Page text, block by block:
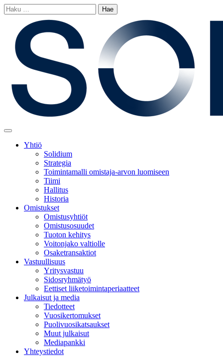
Siirry
sisältöön
Haku:
Main
Yhtiö
Solidium
Strategia
Toimintamalli omistaja-arvon luomiseen
Tiimi
Hallitus
Historia
Omistukset
Omistusyhtiöt
Omistusosuudet
Tuoton kehitys
Voitonjako valtiolle
Osaketransaktiot
Vastuullisuus
Yritysvastuu
Sidosryhmätyö
Eettiset liiketoimintaperiaatteet
Julkaisut ja media
Tiedotteet
Vuosikertomukset
Puolivuosikatsaukset
Muut julkaisut
Mediapankki
Yhteystiedot